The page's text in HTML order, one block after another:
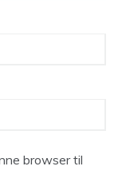
browser til